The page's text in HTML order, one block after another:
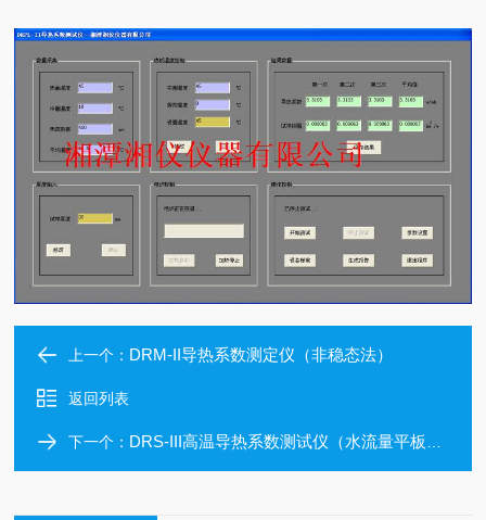
上一个： DRM-II导热系数测定仪（非稳态法）
返回列表
下一个： DRS-III高温导热系数测试仪（水流量平板法）